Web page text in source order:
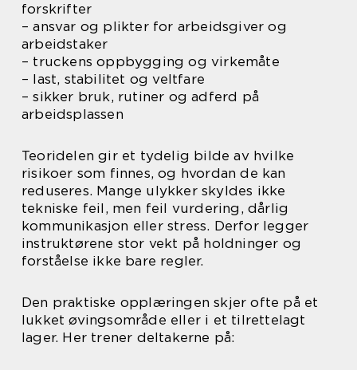
forskrifter
– ansvar og plikter for arbeidsgiver og
arbeidstaker
– truckens oppbygging og virkemåte
– last, stabilitet og veltfare
– sikker bruk, rutiner og adferd på
arbeidsplassen
Teoridelen gir et tydelig bilde av hvilke
risikoer som finnes, og hvordan de kan
reduseres. Mange ulykker skyldes ikke
tekniske feil, men feil vurdering, dårlig
kommunikasjon eller stress. Derfor legger
instruktørene stor vekt på holdninger og
forståelse ikke bare regler.
Den praktiske opplæringen skjer ofte på et
lukket øvingsområde eller i et tilrettelagt
lager. Her trener deltakerne på: